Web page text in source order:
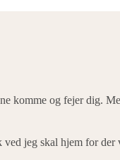
komme og fejer dig.
jeg skal hjem for